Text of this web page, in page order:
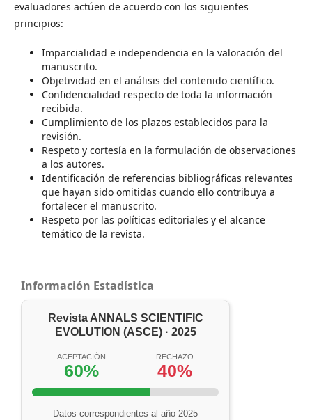
evaluadores actúen de acuerdo con los siguientes
principios:
Imparcialidad e independencia en la valoración del
manuscrito.
Objetividad en el análisis del contenido científico.
Confidencialidad respecto de toda la información
recibida.
Cumplimiento de los plazos establecidos para la
revisión.
Respeto y cortesía en la formulación de observaciones
a los autores.
Identificación de referencias bibliográficas relevantes
que hayan sido omitidas cuando ello contribuya a
fortalecer el manuscrito.
Respeto por las políticas editoriales y el alcance
temático de la revista.
Información Estadística
Revista ANNALS SCIENTIFIC
EVOLUTION (ASCE) · 2025
ACEPTACIÓN
60%
RECHAZO
40%
Datos correspondientes al año 2025